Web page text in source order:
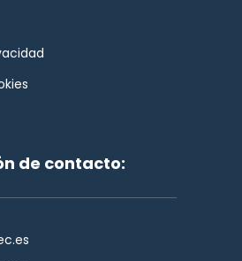
de contacto: